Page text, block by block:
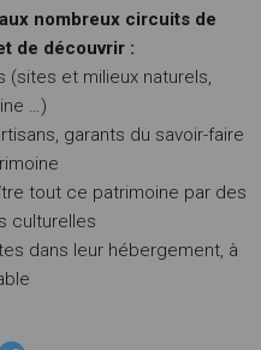
nombreux circuits de
de découvrir :
et milieux naturels,
…)
garants du savoir-faire
tout ce patrimoine par des
culturelles
dans leur hébergement, à